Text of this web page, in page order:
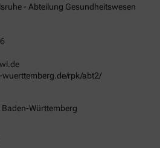
- Abteilung Gesundheitswesen
wuerttemberg.de/rpk/abt2/
Württemberg